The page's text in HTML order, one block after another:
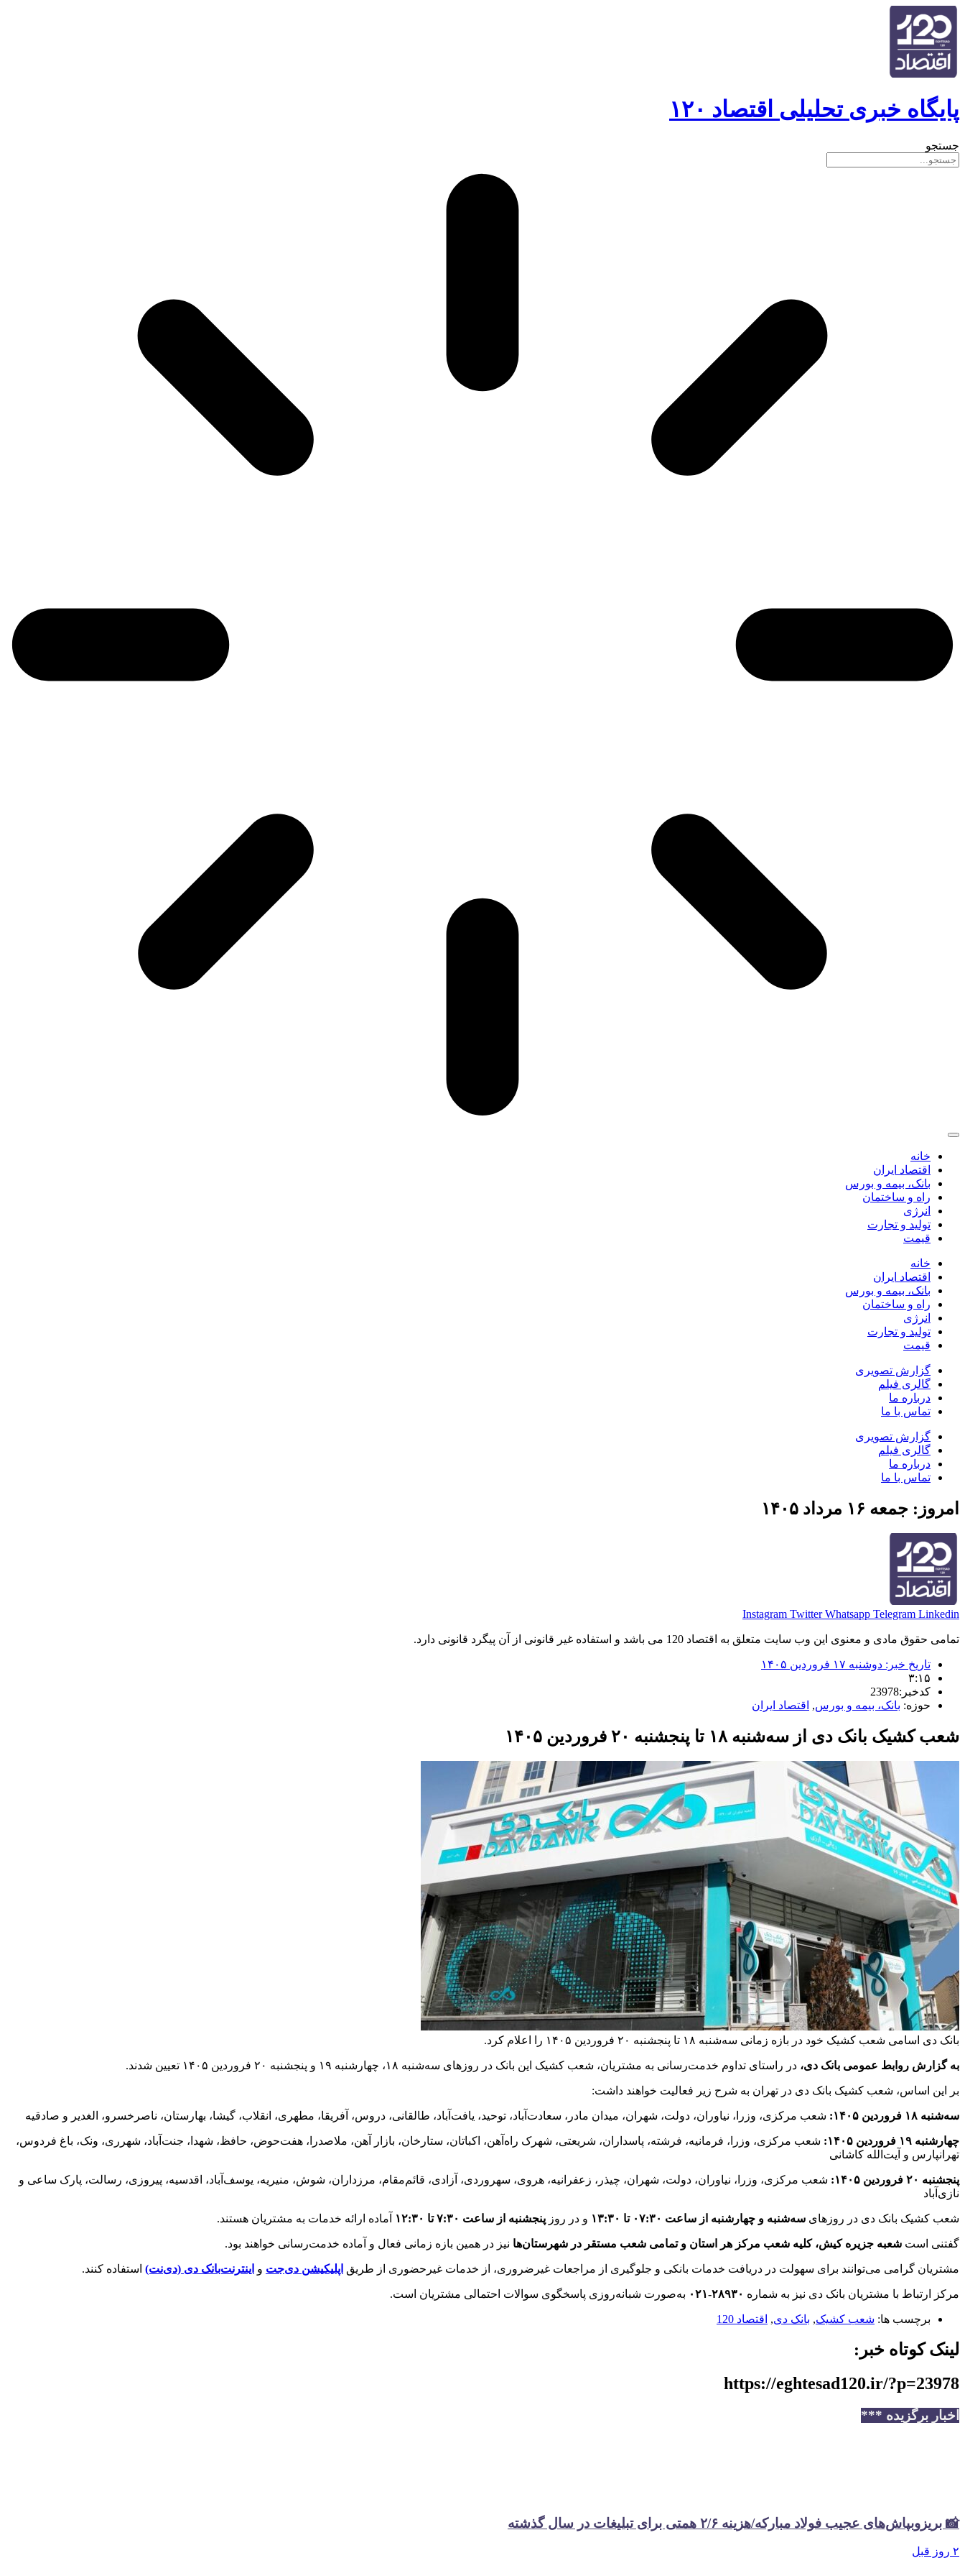
پایگاه خبری تحلیلی اقتصاد ۱۲۰
جستجو
خانه
اقتصاد ایران
بانک، بیمه و بورس
راه و ساختمان
انرژی
تولید و تجارت
قیمت
خانه
اقتصاد ایران
بانک، بیمه و بورس
راه و ساختمان
انرژی
تولید و تجارت
قیمت
گزارش تصویری
گالری فیلم
درباره ما
تماس با ما
گزارش تصویری
گالری فیلم
درباره ما
تماس با ما
امروز: جمعه ۱۶ مرداد ۱۴۰۵
Instagram Twitter Whatsapp Telegram Linkedin
تمامی حقوق مادی و معنوی این وب سایت متعلق به اقتصاد 120 می باشد و استفاده غیر قانونی از آن پیگرد قانونی دارد.
تاریخ خبر: دوشنبه ۱۷ فروردین ۱۴۰۵
۳:۱۵
کدخبر:23978
حوزه: بانک، بیمه و بورس, اقتصاد ایران
شعب کشیک بانک دی از سه‌شنبه ۱۸ تا پنجشنبه ۲۰ فروردین ۱۴۰۵
بانک دی اسامی شعب کشیک خود در بازه زمانی سه‌شنبه ۱۸ تا پنجشنبه ۲۰ فروردین ۱۴۰۵ را اعلام کرد.
به گزارش روابط عمومی بانک دی، در راستای تداوم خدمت‌رسانی به مشتریان، شعب کشیک این بانک در روزهای سه‌شنبه ۱۸، چهارشنبه ۱۹ و پنجشنبه ۲۰ فروردین ۱۴۰۵ تعیین شدند.
بر این اساس، شعب کشیک بانک دی در تهران به شرح زیر فعالیت خواهند داشت:
سه‌شنبه ۱۸ فروردین ۱۴۰۵: شعب مرکزی، وزرا، نیاوران، دولت، شهران، میدان مادر، سعادت‌آباد، توحید، یافت‌آباد، طالقانی، دروس، آفریقا، مطهری، انقلاب، گیشا، بهارستان، ناصرخسرو، الغدیر و صادقیه
چهارشنبه ۱۹ فروردین ۱۴۰۵:
شعب مرکزی، وزرا، فرمانیه، فرشته، پاسداران، شریعتی، شهرک راه‌آهن، اکباتان، ستارخان، بازار آهن، ملاصدرا، هفت‌حوض، حافظ، شهدا، جنت‌آباد، شهرری، ونک، باغ فردوس،
تهرانپارس و آیت‌الله کاشانی
پنجشنبه ۲۰ فروردین ۱۴۰۵:
شعب مرکزی، وزرا، نیاوران، دولت، شهران، چیذر، زعفرانیه، هروی، سهروردی، آزادی، قائم‌مقام، مرزداران، شوش، منیریه، یوسف‌آباد، اقدسیه، پیروزی، رسالت، پارک ساعی و
نازی‌آباد
شعب کشیک بانک دی در روزهای سه‌شنبه و چهارشنبه از ساعت ۰۷:۳۰ تا ۱۳:۳۰ و در روز پنجشنبه از ساعت ۷:۳۰ تا ۱۲:۳۰ آماده ارائه خدمات به مشتریان هستند.
گفتنی است شعبه جزیره کیش، کلیه شعب مرکز هر استان و تمامی شعب مستقر در شهرستان‌ها نیز در همین بازه زمانی فعال و آماده خدمت‌رسانی خواهند بود.
مشتریان گرامی می‌توانند برای سهولت در دریافت خدمات بانکی و جلوگیری از مراجعات غیرضروری، از خدمات غیرحضوری از طریق اپلیکیشن دی‌جت و اینترنت‌بانک دی (دی‌نت) استفاده کنند.
مرکز ارتباط با مشتریان بانک دی نیز به شماره ۲۸۹۳۰-۰۲۱ به‌صورت شبانه‌روزی پاسخگوی سوالات احتمالی مشتریان است.
برچسب ها: شعب کشیک, بانک دی, اقتصاد 120
لینک کوتاه خبر:
https://eghtesad120.ir/?p=23978
اخبار برگزیده ***
📸 بریزوبپاش‌های عجیب فولاد مبارکه/هزینه ۲/۶ همتی برای تبلیغات در سال گذشته
۲ روز قبل